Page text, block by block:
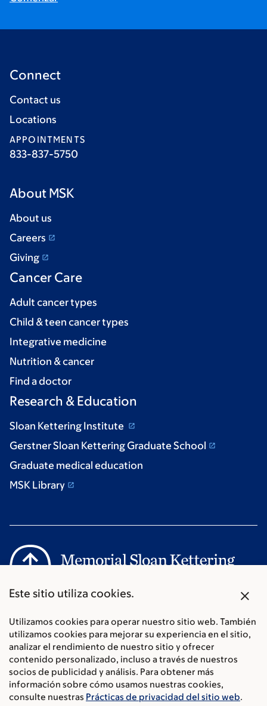
Este sitio utiliza cookies.
X
Utilizamos cookies para operar nuestro sitio web. También
utilizamos cookies para mejorar su experiencia en el sitio,
analizar el rendimiento de nuestro sitio y ofrecer
contenido personalizado, incluso a través de nuestros
socios de publicidad y análisis. Para obtener más
información sobre cómo usamos nuestras cookies,
consulte nuestras Prácticas de privacidad del sitio web.
Connect
Contact us
Locations
APPOINTMENTS
833-837-5750
About MSK
About us
Careers
Giving
Cancer Care
Adult cancer types
Child & teen cancer types
Integrative medicine
Nutrition & cancer
Find a doctor
Research & Education
Sloan Kettering Institute
Gerstner Sloan Kettering Graduate School
Graduate medical education
MSK Library
Cookie preferences
Legal disclaimer
Accessibility Statement
Privacy policy
Price transparency
Public notices